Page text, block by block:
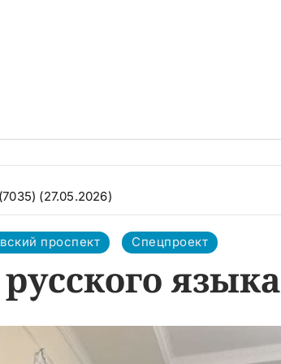
(27.05.2026)
проспект Спецпроект
языка